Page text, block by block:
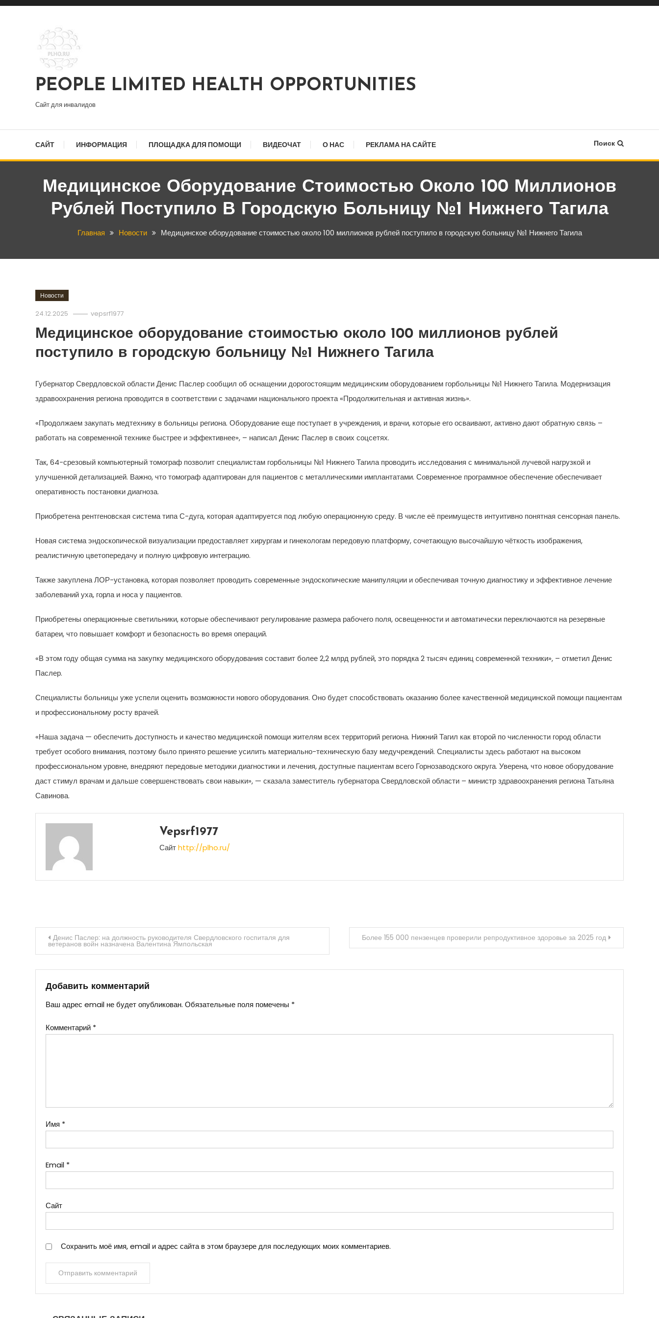
Перейти
содержимому
PEOPLE LIMITED HEALTH OPPORTUNITIES
Сайт для инвалидов
САЙТ ИНФОРМАЦИЯ ПЛОЩАДКА ДЛЯ ПОМОЩИ ВИДЕОЧАТ О НАС РЕКЛАМА НА САЙТЕ Поиск
Медицинское Оборудование Стоимостью Около 100 Миллионов
Рублей Поступило В Городскую Больницу №1 Нижнего Тагила
Главная Новости Медицинское оборудование стоимостью около 100 миллионов рублей поступило в городскую больницу №1 Нижнего Тагила
Новости
24.12.2025 vepsrf1977
Медицинское оборудование стоимостью около 100 миллионов рублей
поступило в городскую больницу №1 Нижнего Тагила
Губернатор Свердловской области Денис Паслер сообщил об оснащении дорогостоящим медицинским оборудованием горбольницы №1 Нижнего Тагила. Модернизация
здравоохранения региона проводится в соответствии с задачами национального проекта «Продолжительная и активная жизнь».
«Продолжаем закупать медтехнику в больницы региона. Оборудование еще поступает в учреждения, и врачи, которые его осваивают, активно дают обратную связь –
работать на современной технике быстрее и эффективнее», – написал Денис Паслер в своих соцсетях.
Так, 64-срезовый компьютерный томограф позволит специалистам горбольницы №1 Нижнего Тагила проводить исследования с минимальной лучевой нагрузкой и
улучшенной детализацией. Важно, что томограф адаптирован для пациентов с металлическими имплантатами. Современное программное обеспечение обеспечивает
оперативность постановки диагноза.
Приобретена рентгеновская система типа С-дуга, которая адаптируется под любую операционную среду. В числе её преимуществ интуитивно понятная сенсорная панель.
Новая система эндоскопической визуализации предоставляет хирургам и гинекологам передовую платформу, сочетающую высочайшую чёткость изображения,
реалистичную цветопередачу и полную цифровую интеграцию.
Также закуплена ЛОР-установка, которая позволяет проводить современные эндоскопические манипуляции и обеспечивая точную диагностику и эффективное лечение
заболеваний уха, горла и носа у пациентов.
Приобретены операционные светильники, которые обеспечивают регулирование размера рабочего поля, освещенности и автоматически переключаются на резервные
батареи, что повышает комфорт и безопасность во время операций.
«В этом году общая сумма на закупку медицинского оборудования составит более 2,2 млрд рублей, это порядка 2 тысяч единиц современной техники», – отметил Денис
Паслер.
Специалисты больницы уже успели оценить возможности нового оборудования. Оно будет способствовать оказанию более качественной медицинской помощи пациентам
и профессиональному росту врачей.
«Наша задача — обеспечить доступность и качество медицинской помощи жителям всех территорий региона. Нижний Тагил как второй по численности город области
требует особого внимания, поэтому было принято решение усилить материально-техническую базу медучреждений. Специалисты здесь работают на высоком
профессиональном уровне, внедряют передовые методики диагностики и лечения, доступные пациентам всего Горнозаводского округа. Уверена, что новое оборудование
даст стимул врачам и дальше совершенствовать свои навыки», — сказала заместитель губернатора Свердловской области – министр здравоохранения региона Татьяна
Савинова.
Vepsrf1977
Сайт http://plho.ru/
Навигация
по
записям
Денис Паслер: на должность руководителя Свердловского госпиталя для
ветеранов войн назначена Валентина Ямпольская
Более 155 000 пензенцев проверили репродуктивное здоровье за 2025 год
Добавить комментарий
Ваш адрес email не будет опубликован. Обязательные поля помечены *
Комментарий *
Имя *
Email *
Сайт
Сохранить моё имя, email и адрес сайта в этом браузере для последующих моих комментариев.